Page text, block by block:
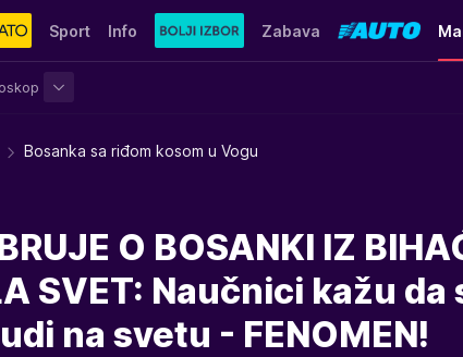
Sport Info Zabava
Bosanka sa riđom kosom u Vogu
O BOSANKI IZ
SVET: Naučnici kažu da
na svetu - FENOMEN!